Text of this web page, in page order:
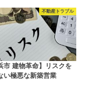
不動産トラブル
市 建物革命】リスクを
い極悪な新築営業